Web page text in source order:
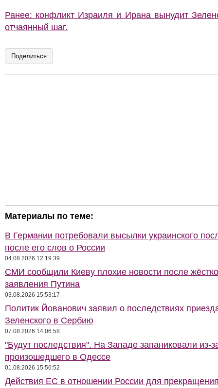
Ранее: конфликт Израиля и Ирана вынудит
отчаянный шаг.
Поделиться
Материалы по теме:
В Германии потребовали высылки украинского
после его слов о России
04.08.2026 12:19:39
СМИ сообщили Киеву плохие новости после
заявления Путина
03.08.2026 15:53:17
Политик Йованович заявил о последствиях
Зеленского в Сербию
07.08.2026 14:06:58
"Будут последствия". На Западе запаниковали из-
произошедшего в Одессе
01.08.2026 15:56:52
Действия ЕС в отношении России для